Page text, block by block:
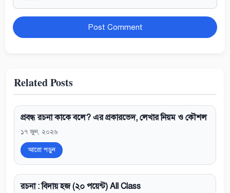
Website
Related Posts
প্রবন্ধ রচনা কাকে বলে? এর প্রকারভেদ, লেখার নিয়ম ও কৌশল
১৭ জুন, ২০২৬
আরো পড়ুন
রচনা : বিদায় হজ (২০ পয়েন্ট) All Class